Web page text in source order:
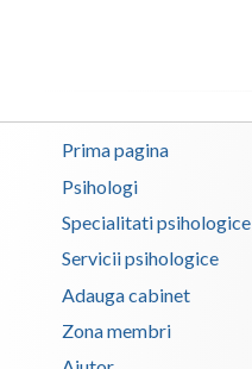
Prima pagina
Psihologi
Specialitati psihologice
Servicii psihologice
Adauga cabinet
Zona membri